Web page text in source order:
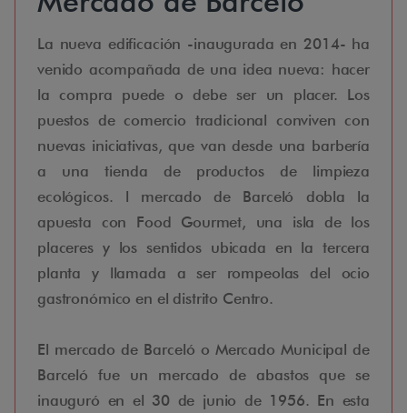
La nueva edificación -inaugurada en 2014- ha
venido acompañada de una idea nueva: hacer
la compra puede o debe ser un placer. Los
puestos de comercio tradicional conviven con
nuevas iniciativas, que van desde una barbería
a una tienda de productos de limpieza
ecológicos. l mercado de Barceló dobla la
apuesta con Food Gourmet, una isla de los
placeres y los sentidos ubicada en la tercera
planta y llamada a ser rompeolas del ocio
gastronómico en el distrito Centro.
El mercado de Barceló o Mercado Municipal de
Barceló fue un mercado de abastos que se
inauguró en el 30 de junio de 1956. En esta